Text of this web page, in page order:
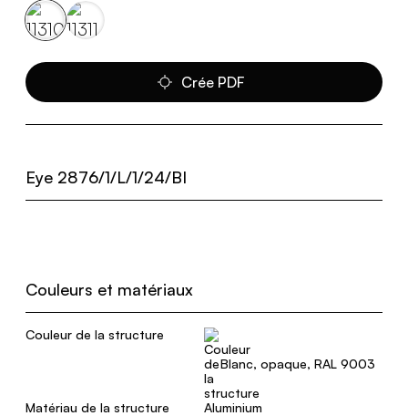
Crée PDF
Eye 2876/1/L/1/24/BI
Couleurs et matériaux
Couleur de la structure
Blanc, opaque, RAL 9003
Matériau de la structure Aluminium